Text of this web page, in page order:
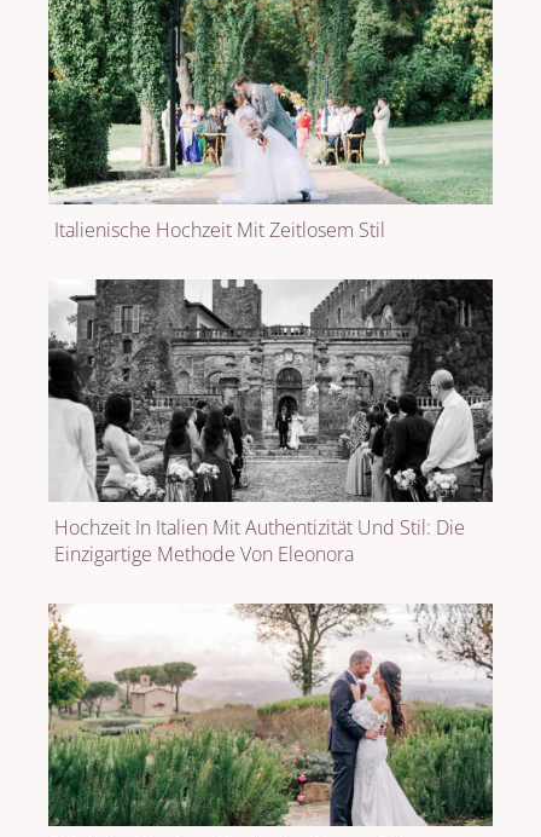
Italienische Hochzeit Mit Zeitlosem Stil
Hochzeit In Italien Mit Authentizität Und Stil: Die
Einzigartige Methode Von Eleonora